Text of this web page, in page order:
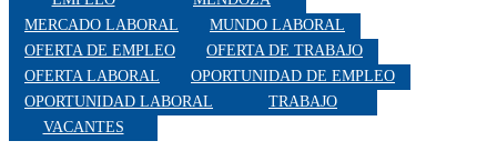
MERCADO LABORAL
MUNDO LABORAL
OFERTA DE EMPLEO
OFERTA DE TRABAJO
OFERTA LABORAL
OPORTUNIDAD DE EMPLEO
OPORTUNIDAD LABORAL
TRABAJO
VACANTES